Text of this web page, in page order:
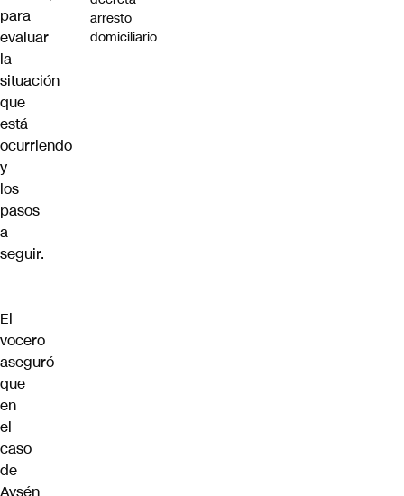
para
evaluar
la
situación
que
está
ocurriendo
y
los
pasos
a
seguir.
El
vocero
aseguró
que
en
el
caso
de
Aysén
arresto
domiciliario